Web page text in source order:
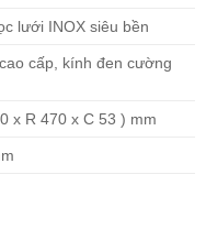
lưới INOX siêu bền
cấp, kính đen cường
x R 470 x C 53 ) mm